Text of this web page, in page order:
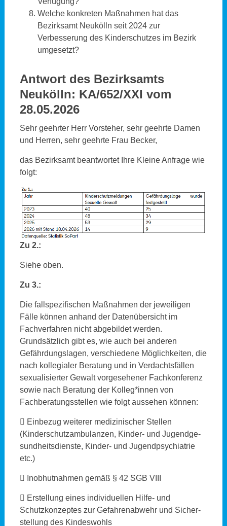
Welche konkreten Maßnahmen hat das
Bezirksamt Neukölln seit 2024 zur
Verbesserung des Kinderschutzes im Bezirk
umgesetzt?
Antwort des Bezirksamts
Neukölln: KA/652/XXI vom
28.05.2026
Sehr geehrter Herr Vorsteher, sehr geehrte Damen
und Herren, sehr geehrte Frau Becker,
das Bezirksamt beantwortet Ihre Kleine Anfrage wie
folgt:
Zu 2.:
Siehe oben.
Zu 3.:
Die fallspezifischen Maßnahmen der jeweiligen
Fälle können anhand der Datenübersicht im
Fachverfahren nicht abgebildet werden.
Grundsätzlich gibt es, wie auch bei anderen
Gefährdungslagen, verschiedene Möglichkeiten, die
nach kollegialer Beratung und in Verdachtsfällen
sexualisierter Gewalt vorgesehener Fachkonferenz
sowie nach Beratung der Kolleg*innen von
Fachberatungsstellen wie folgt aussehen können:
 Einbezug weiterer medizinischer Stellen
(Kinderschutzambulanzen, Kinder- und Jugendge-
sundheitsdienste, Kinder- und Jugendpsychiatrie
etc.)
 Inobhutnahmen gemäß § 42 SGB VIII
 Erstellung eines individuellen Hilfe- und
Schutzkonzeptes zur Gefahrenabwehr und Sicher-
stellung des Kindeswohls